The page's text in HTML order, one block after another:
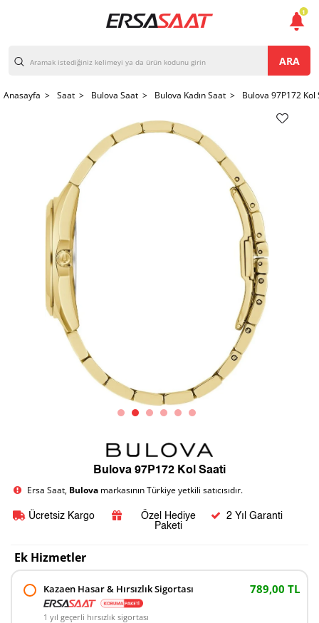
ARA
Anasayfa > Saat > Bulova Saat > Bulova Kadın Saat > Bulova 97P172 Kol
Bulova 97P172 Kol Saati
Ersa Saat, Bulova markasının Türkiye yetkili satıcısıdır.
Ücretsiz Kargo
Özel Hediye
Paketi
2 Yıl Garanti
Ek Hizmetler
Kazaen Hasar & Hırsızlık Sigortası 789,00 TL
1 yıl geçerli hırsızlık sigortası
1